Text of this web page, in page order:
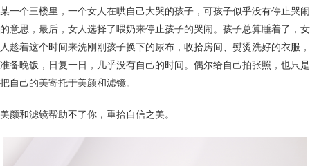
某一个三楼里，一个女人在哄自己大哭的孩子，可孩子似乎没有停止哭闹
的意思，最后，女人选择了喂奶来停止孩子的哭闹。孩子总算睡着了，女
人趁着这个时间来洗刚刚孩子换下的尿布，收拾房间、熨烫洗好的衣服，
准备晚饭，日复一日，几乎没有自己的时间。偶尔给自己拍张照，也只是
把自己的美寄托于美颜和滤镜。
美颜和滤镜帮助不了你，重拾自信之美。